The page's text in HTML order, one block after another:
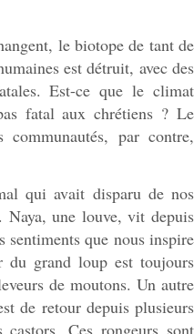
le biotope de tant de
est détruit, avec des
Est-ce que le climat
fatal aux chrétiens ? Le
par contre,
qui avait disparu de nos
Naya, une louve, vit depuis
que nous inspire
grand loup est toujours
de moutons. Un autre
de retour depuis plusieurs
castors. Ces rongeurs sont